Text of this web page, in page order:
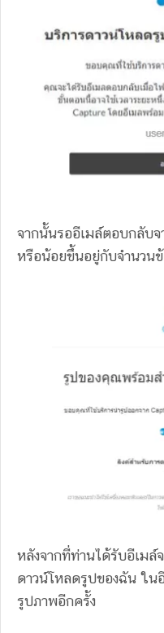
จากนั้นรออีเมล์ตอบกลับจ
หรือน้อยขึ้นอยู่กับจำนวน
หลังจากที่ท่านได้รับอีเมล์
ดาวน์โหลดรูปของฉัน ใน
รูปภาพอีกครั้ง